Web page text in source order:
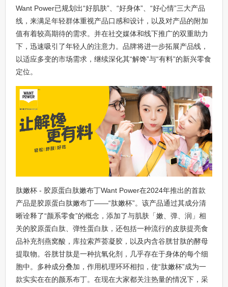
Want Power已规划出“好肌肤”、“好身体”、“好心情”三大产品
线，来满足年轻群体重视产品口感和设计，以及对产品的附加
值有着较高期待的需求。并在社交媒体和线下推广的双重助力
下，迅速吸引了年轻人的注意力。品牌将进一步拓展产品线，
以适应多变的市场需求，继续深化其“解馋”与“有料”的新兴零食
定位。
肽嫩杯 - 胶原蛋白肽嫩布丁Want Power在2024年推出的首款
产品是胶原蛋白肽嫩布丁——“肽嫩杯”。该产品通过其成分清
晰诠释了“颜系零食”的概念，添加了与肌肤「嫩、弹、润」相
关的胶原蛋白肽、弹性蛋白肽，还包括一种流行的皮肤提亮食
品补充剂燕窝酸，库拉索芦荟凝胶，以及内含谷胱甘肽的酵母
提取物。谷胱甘肽是一种抗氧化剂，几乎存在于身体的每个细
胞中。多种成分叠加，作用机理环环相扣，使“肽嫩杯”成为一
款实实在在的颜系布丁。在现在大家都关注热量的情况下，采